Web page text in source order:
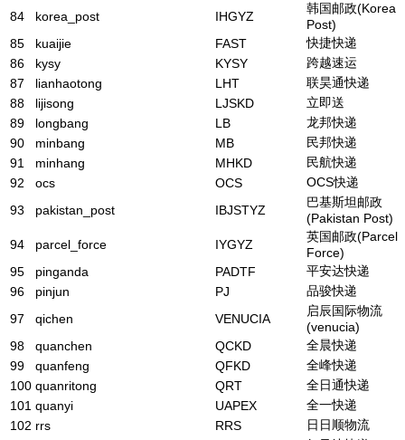
84
korea_post IHGYZ
韩国邮政(Korea
Post)
85
kuaijie FAST
快捷快递
86
kysy KYSY
跨越速运
87
lianhaotong LHT
联昊通快递
88
lijisong LJSKD
立即送
89
longbang LB
龙邦快递
90
minbang MB
民邦快递
91
minhang MHKD
民航快递
92
ocs OCS
OCS快递
93
pakistan_post IBJSTYZ
巴基斯坦邮政
(Pakistan Post)
94
parcel_force IYGYZ
英国邮政(Parcel
Force)
95
pinganda PADTF
平安达快递
96
pinjun PJ
品骏快递
97
qichen VENUCIA
启辰国际物流
(venucia)
98
quanchen QCKD
全晨快递
99
quanfeng QFKD
全峰快递
100 quanritong QRT
全日通快递
101 quanyi UAPEX
全一快递
102 rrs RRS
日日顺物流